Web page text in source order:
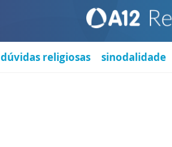
dúvidas religiosas sinodalidade